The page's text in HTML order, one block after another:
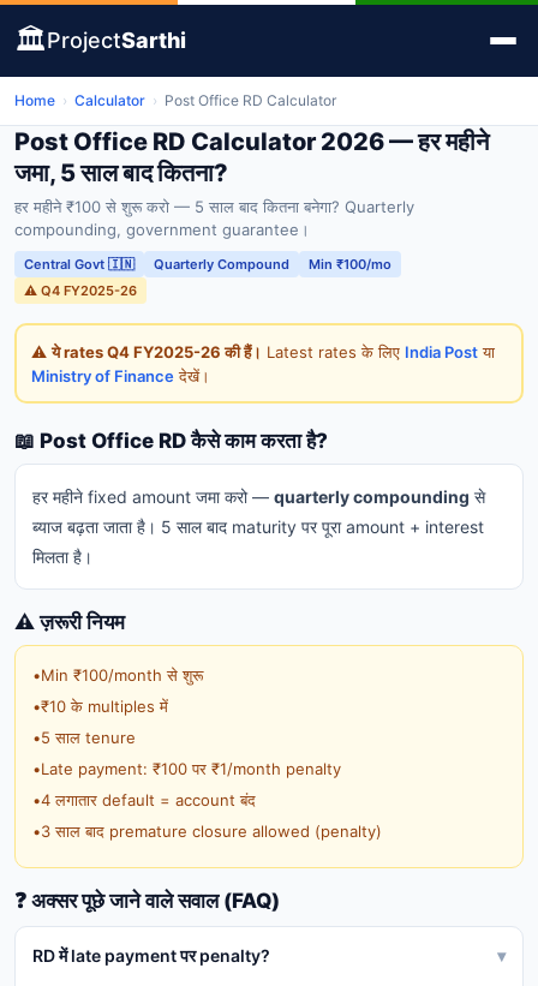
🏛️ProjectSarthi
Home › Calculator › Post Office RD Calculator
Post Office RD Calculator 2026 — हर महीने
जमा, 5 साल बाद कितना?
हर महीने ₹100 से शुरू करो — 5 साल बाद कितना बनेगा? Quarterly
compounding, government guarantee।
Central Govt 🇮🇳 Quarterly Compound
Min ₹100/mo
⚠️ Q4 FY2025-26
⚠️ये rates Q4 FY2025-26 की हैं। Latest rates के लिए India Postया
Ministry of Financeदेखें।
📖 Post Office RD कैसे काम करता है?
हर महीने fixed amount जमा करो — quarterly compounding से
ब्याज बढ़ता जाता है। 5 साल बाद maturity पर पूरा amount + interest
मिलता है।
⚠️ ज़रूरी नियम
•Min ₹100/month से शुरू
•₹10 के multiples में
•5 साल tenure
•Late payment: ₹100 पर ₹1/month penalty
•4 लगातार default = account बंद
•3 साल बाद premature closure allowed (penalty)
❓ अक्सर पूछे जाने वाले सवाल (FAQ)
RD में late payment पर penalty? ▾